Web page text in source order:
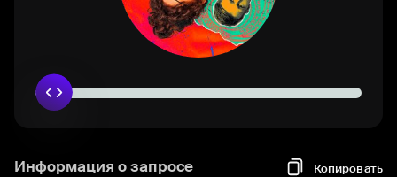
Информация о запросе Копировать